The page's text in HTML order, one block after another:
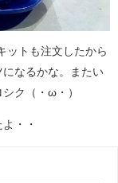
ットも注文したから
なるかな。またい
ク（・ω・）
・・